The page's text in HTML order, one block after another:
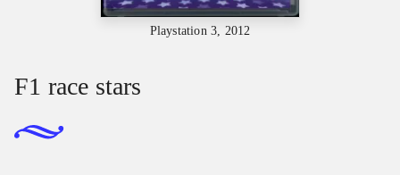
Playstation 3, 2012
F1 race stars